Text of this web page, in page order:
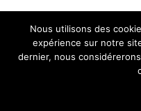
Nous utilisons des
expérience sur notre
dernier, nous